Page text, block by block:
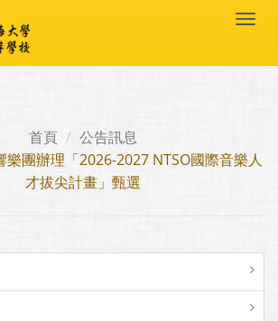
首頁
公告訊息
樂團辦理「2026-2027 NTSO國際音樂人
才拔尖計畫」甄選